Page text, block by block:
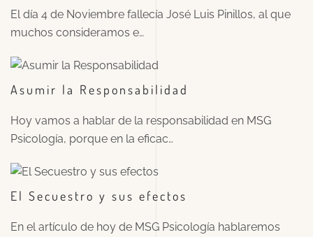
El día 4 de Noviembre fallecía José Luis Pinillos, al que
muchos consideramos e…
Asumir la Responsabilidad
Hoy vamos a hablar de la responsabilidad en MSG
Psicología, porque en la eficac…
El Secuestro y sus efectos
En el artículo de hoy de MSG Psicología hablaremos